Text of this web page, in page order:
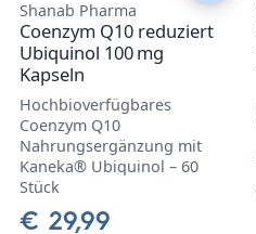
Shanab Pharma
Coenzym Q10 reduziert
Ubiquinol 100 mg
Kapseln
Hochbioverfügbares
Coenzym Q10
Nahrungsergänzung mit
Kaneka® Ubiquinol – 60
Stück
€ 29,99